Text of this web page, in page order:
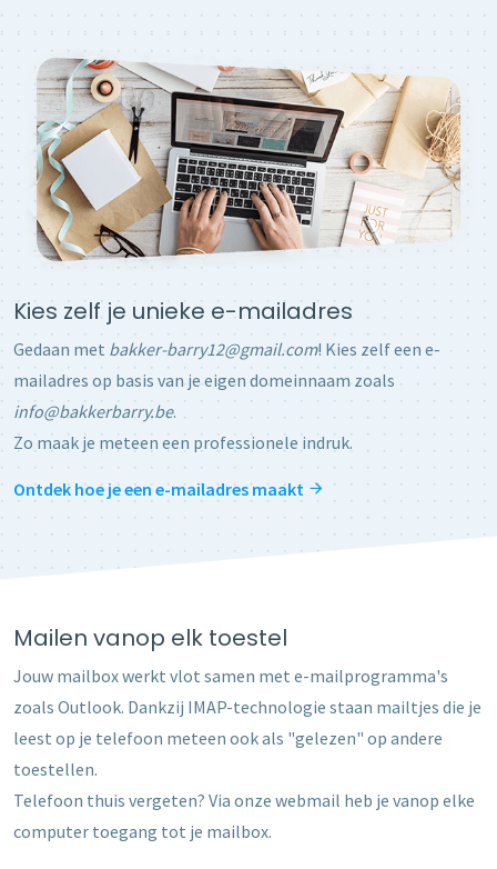
Kies zelf je unieke e-mailadres
Gedaan met bakker-barry12@gmail.com! Kies zelf een e-
mailadres op basis van je eigen domeinnaam zoals
info@bakkerbarry.be.
Zo maak je meteen een professionele indruk.
Ontdek hoe je een e-mailadres maakt
Mailen vanop elk toestel
Jouw mailbox werkt vlot samen met e-mailprogramma's
zoals Outlook. Dankzij IMAP-technologie staan mailtjes die je
leest op je telefoon meteen ook als "gelezen" op andere
toestellen.
Telefoon thuis vergeten? Via onze webmail heb je vanop elke
computer toegang tot je mailbox.